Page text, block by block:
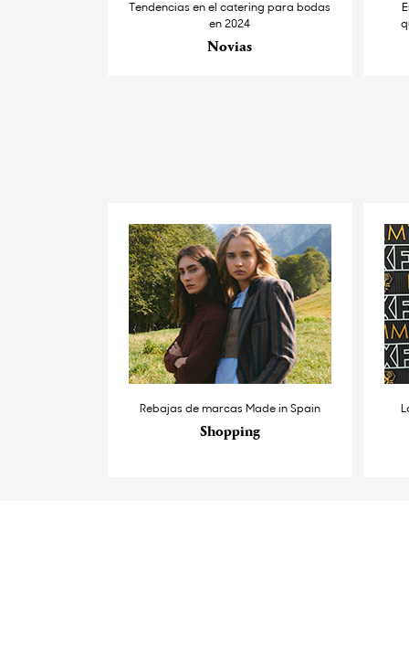
Tendencias en el catering para bodas
en 2024
Novias
Rebajas de marcas Made in Spain
Shopping